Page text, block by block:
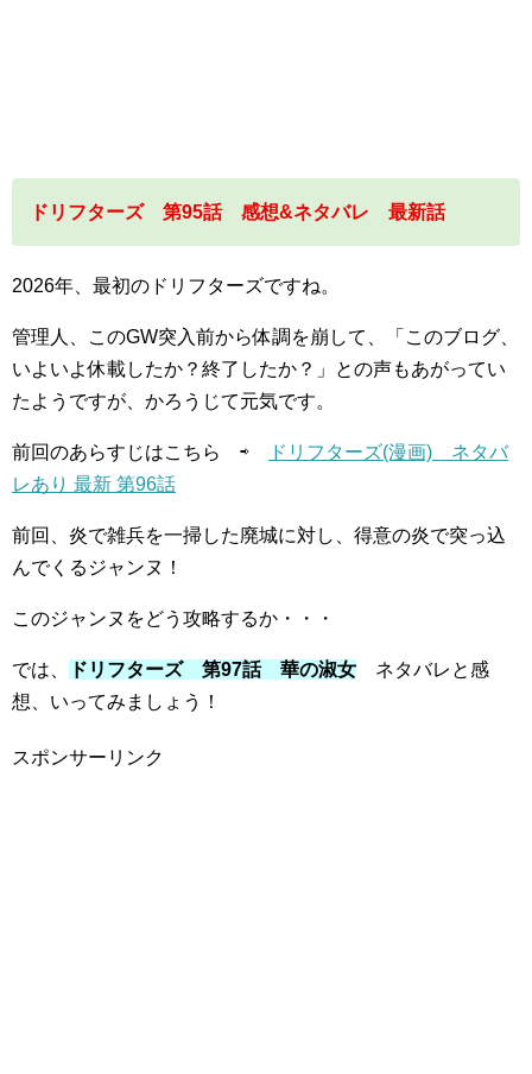
ドリフターズ 第95話 感想&ネタバレ 最新話
2026年、最初のドリフターズですね。
管理人、このGW突入前から体調を崩して、「このブログ、
いよいよ休載したか？終了したか？」との声もあがってい
たようですが、かろうじて元気です。
前回のあらすじはこちら ⇨
ドリフターズ(漫画) ネタバ
レあり 最新 第96話
前回、炎で雑兵を一掃した廃城に対し、得意の炎で突っ込
んでくるジャンヌ！
このジャンヌをどう攻略するか・・・
では、 ドリフターズ 第97話 華の淑女 ネタバレと感
想、いってみましょう！
スポンサーリンク